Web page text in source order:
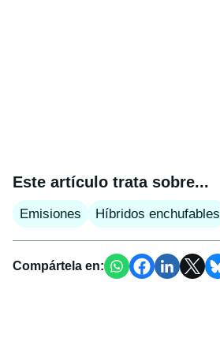
Este artículo trata sobre...
Emisiones Híbridos enchufables
Compártela en: